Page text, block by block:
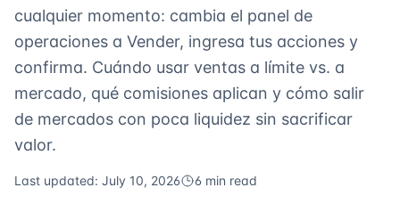
cualquier momento: cambia el panel de
operaciones a Vender, ingresa tus acciones y
confirma. Cuándo usar ventas a límite vs. a
mercado, qué comisiones aplican y cómo salir
de mercados con poca liquidez sin sacrificar
valor.
Last updated: July 10, 2026 6 min read